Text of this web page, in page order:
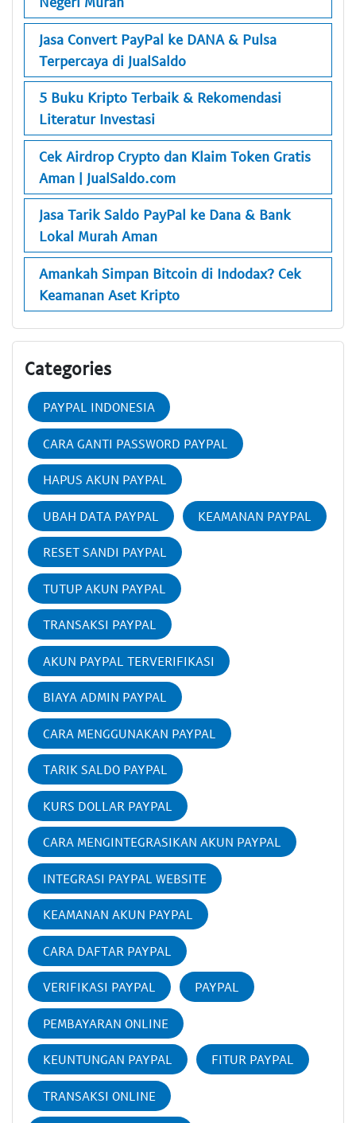
Jasa Convert PayPal ke DANA & Pulsa
Terpercaya di JualSaldo
5 Buku Kripto Terbaik & Rekomendasi
Literatur Investasi
Cek Airdrop Crypto dan Klaim Token Gratis
Aman | JualSaldo.com
Jasa Tarik Saldo PayPal ke Dana & Bank
Lokal Murah Aman
Amankah Simpan Bitcoin di Indodax? Cek
Keamanan Aset Kripto
Categories
PAYPAL INDONESIA
CARA GANTI PASSWORD PAYPAL
HAPUS AKUN PAYPAL
UBAH DATA PAYPAL KEAMANAN PAYPAL
RESET SANDI PAYPAL
TUTUP AKUN PAYPAL
TRANSAKSI PAYPAL
AKUN PAYPAL TERVERIFIKASI
BIAYA ADMIN PAYPAL
CARA MENGGUNAKAN PAYPAL
TARIK SALDO PAYPAL
KURS DOLLAR PAYPAL
CARA MENGINTEGRASIKAN AKUN PAYPAL
INTEGRASI PAYPAL WEBSITE
KEAMANAN AKUN PAYPAL
CARA DAFTAR PAYPAL
VERIFIKASI PAYPAL PAYPAL
PEMBAYARAN ONLINE
KEUNTUNGAN PAYPAL FITUR PAYPAL
TRANSAKSI ONLINE